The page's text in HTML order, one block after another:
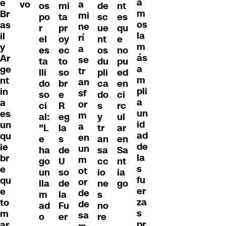
e
Br
as
il
y
Ar
ge
nt
in
a
es
un
qu
ie
br
e
qu
e
to
m
vo
os
po
r
el
es
ta
lli
do
so
ci
al:
"L
e
ha
go
un
lla
m
ad
o
mi
ta
pr
oy
ec
to
so
br
e
R
eg
la
s
de
U
so
de
la
Fu
er
a
mi
ne
rí
a
se
tr
an
sf
or
m
a
en
un
m
ot
or
de
de
sa
de
sc
ue
nt
os
du
pli
ca
do
s
y
tr
an
sa
cc
io
ne
s
no
re
nt
es
qu
e
no
pu
ed
en
ci
rc
ul
ar
en
Sa
nt
ia
go
m
os
la
m
ás
a
m
pli
a
un
id
ad
de
la
s
fu
er
za
s